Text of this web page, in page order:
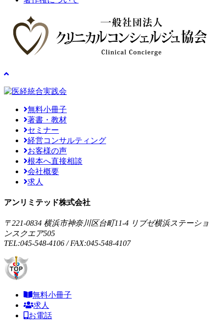
無料小冊子
著書・教材
セミナー
経営コンサルティング
お客様の声
根本へ直接相談
会社概要
求人
アンリミテッド株式会社
〒221-0834 横浜市神奈川区台町11-4 リブゼ横浜ステーショ
ンスクエア505
TEL:045-548-4106 / FAX:045-548-4107
無料小冊子
求人
お電話